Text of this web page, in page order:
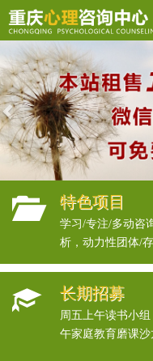
Previous
特色项目
学习/专注/多动咨
析，动力性团体/
长期招募
周五上午读书小
午家庭教育磨课沙